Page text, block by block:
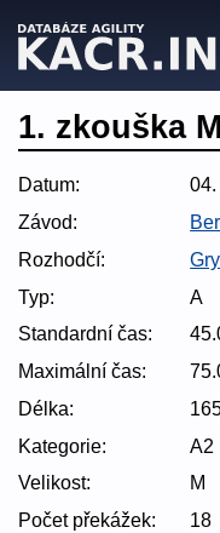
1. zkouška
Datum:
Závod:
Rozhodčí:
Typ:
A
Standardní čas:
Maximální čas:
Délka:
Kategorie:
A2
Velikost:
M
Počet překážek:
18